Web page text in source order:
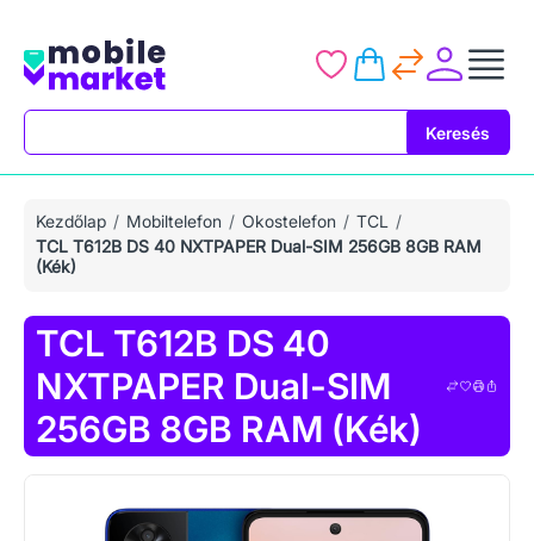
Keresés
Kezdőlap Mobiltelefon Okostelefon
TCL
TCL T612B DS 40 NXTPAPER Dual-SIM 256GB 8GB RAM
(Kék)
TCL T612B DS 40
NXTPAPER Dual-SIM
256GB 8GB RAM (Kék)